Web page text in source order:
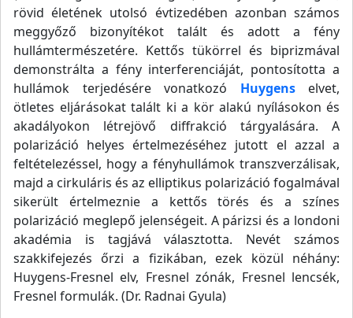
rövid életének utolsó évtizedében azonban számos
meggyőző bizonyítékot talált és adott a fény
hullámtermészetére. Kettős tükörrel és biprizmával
demonstrálta a fény interferenciáját, pontosította a
hullámok terjedésére vonatkozó Huygenselvet,
ötletes eljárásokat talált ki a kör alakú nyílásokon és
akadályokon létrejövő diffrakció tárgyalására. A
polarizáció helyes értelmezéséhez jutott el azzal a
feltételezéssel, hogy a fényhullámok transzverzálisak,
majd a cirkuláris és az elliptikus polarizáció fogalmával
sikerült értelmeznie a kettős törés és a színes
polarizáció meglepő jelenségeit. A párizsi és a londoni
akadémia is tagjává választotta. Nevét számos
szakkifejezés őrzi a fizikában, ezek közül néhány:
Huygens-Fresnel elv, Fresnel zónák, Fresnel lencsék,
Fresnel formulák. (Dr. Radnai Gyula)